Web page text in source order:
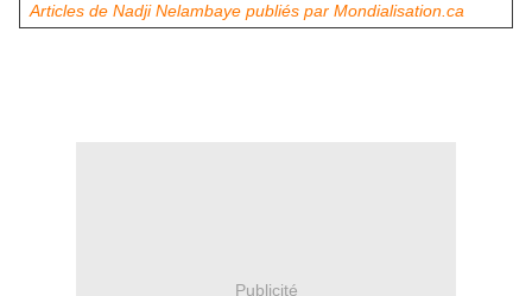
Articles de Nadji Nelambaye publiés par Mondialisation.ca
Publicité